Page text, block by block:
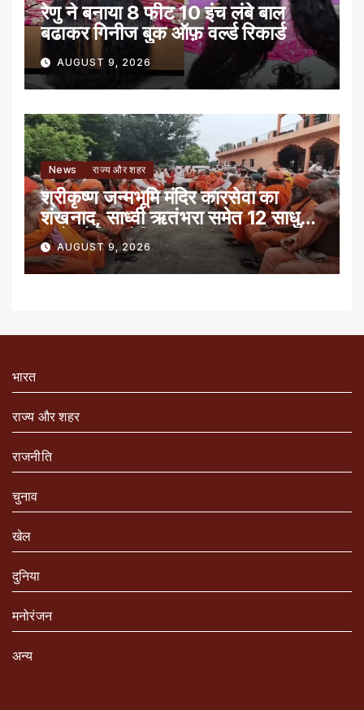
रेणु ने बनाया 8 फीट 10 इंच लंबे बाल
बढाकर गिनीज बुक ऑफ़ वर्ल्ड रिकार्ड
AUGUST 9, 2026
News राज्य और शहर
श्रीकृष्ण जन्मभूमि मंदिर कारसेवा का
शंखनाद, साध्वी ऋतंभरा समेत 12 साधु-
संतों को रेड नोटिस
AUGUST 9, 2026
भारत
राज्य और शहर
राजनीति
चुनाव
खेल
दुनिया
मनोरंजन
अन्य